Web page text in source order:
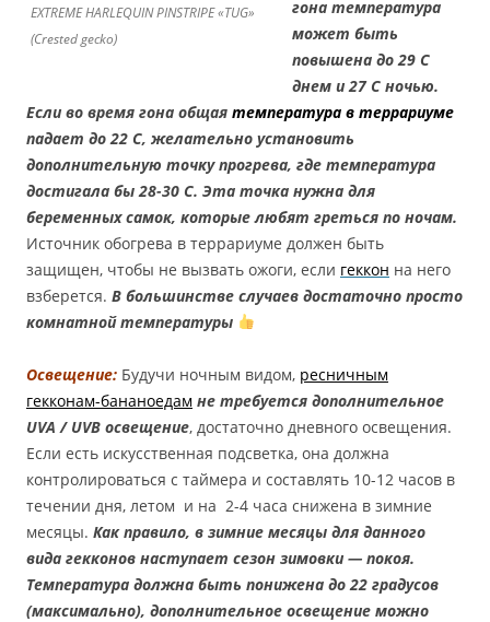
EXTREME HARLEQUIN PINSTRIPE «TUG»
(Crested gecko)
гона температура
может быть
повышена до 29 С
днем и 27 С ночью.
Если во время гона общая температура в террариуме
падает до 22 С, желательно установить
дополнительную точку прогрева, где температура
достигала бы 28-30 С. Эта точка нужна для
беременных самок, которые любят греться по ночам.
Источник обогрева в террариуме должен быть
защищен, чтобы не вызвать ожоги, если геккон на него
взберется. В большинстве случаев достаточно просто
комнатной температуры
Освещение: Будучи ночным видом, ресничным
гекконам-бананоедам не требуется дополнительное
UVA / UVB освещение, достаточно дневного освещения.
Если есть искусственная подсветка, она должна
контролироваться с таймера и составлять 10-12 часов в
течении дня, летом и на 2-4 часа снижена в зимние
месяцы. Как правило, в зимние месяцы для данного
вида гекконов наступает сезон зимовки — покоя.
Температура должна быть понижена до 22 градусов
(максимально), дополнительное освещение можно